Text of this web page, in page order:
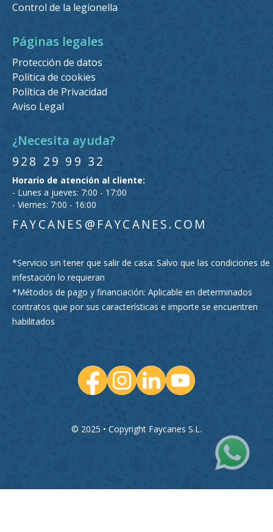
Control de la legionella
Páginas legales
Protección de datos
Política de cookies
Política de Privacidad
Aviso Legal
¿Necesita ayuda?
928 29 99 32
Horario de atención al cliente:
- Lunes a jueves: 7:00 - 17:00
- Viernes: 7:00 - 16:00
FAYCANES@FAYCANES.COM
*Servicio sin tener que salir de casa: Salvo que las condiciones de
infestación lo requieran
*Métodos de pago y financiación: Aplicable en determinados
contratos que por sus características e importe se encuentren
habilitados
© 2025 • Copyright Faycanes S.L.